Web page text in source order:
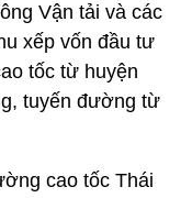
Vận tải và các
xếp vốn đầu tư
tốc từ huyện
tuyến đường từ
cao tốc Thái